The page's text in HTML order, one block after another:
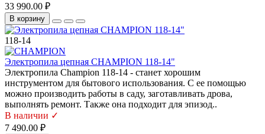
33 990.00 ₽
В корзину
118-14
Электропила цепная CHAMPION 118-14"
Электропила Champion 118-14 - станет хорошим
инструментом для бытового использования. С ее помощью
можно производить работы в саду, заготавливать дрова,
выполнять ремонт. Также она подходит для эпизод..
В наличии ✓
7 490.00 ₽